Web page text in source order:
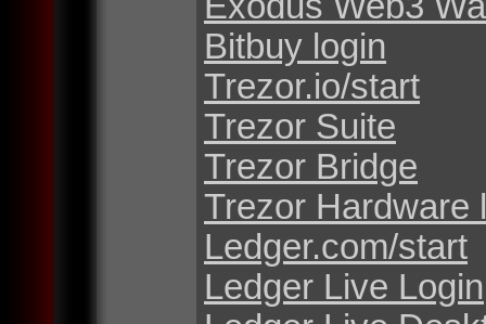
Bitbuy login
Trezor.io/start
Trezor Suite
Trezor Bridge
Trezor Hardware
Ledger.com/start
Ledger Live Login